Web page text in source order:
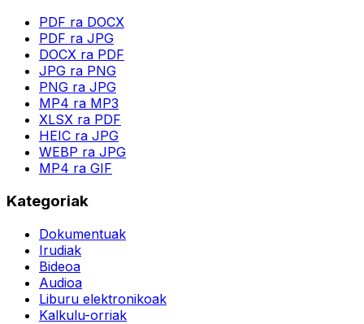
PDF ra DOCX
PDF ra JPG
DOCX ra PDF
JPG ra PNG
PNG ra JPG
MP4 ra MP3
XLSX ra PDF
HEIC ra JPG
WEBP ra JPG
MP4 ra GIF
Kategoriak
Dokumentuak
Irudiak
Bideoa
Audioa
Liburu elektronikoak
Kalkulu-orriak